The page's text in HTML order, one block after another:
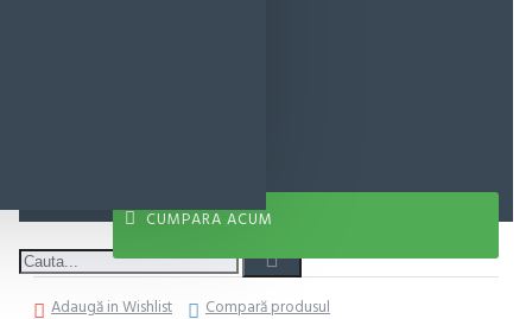
CUMPARA ACUM
Adaugă in Wishlist Compară produsul